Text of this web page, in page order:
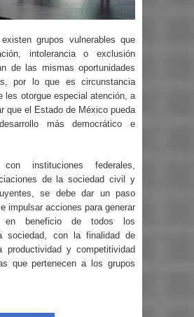
grupos vulnerables que
intolerancia o exclusión
de las mismas oportunidades
por lo que es circunstancia
les otorgue especial atención, a
que el Estado de México pueda
más democrático e
instituciones federales,
de la sociedad civil y
se debe dar un paso
impulsar acciones para generar
en beneficio de todos los
sociedad, con la finalidad de
productividad y competitividad
que pertenecen a los grupos